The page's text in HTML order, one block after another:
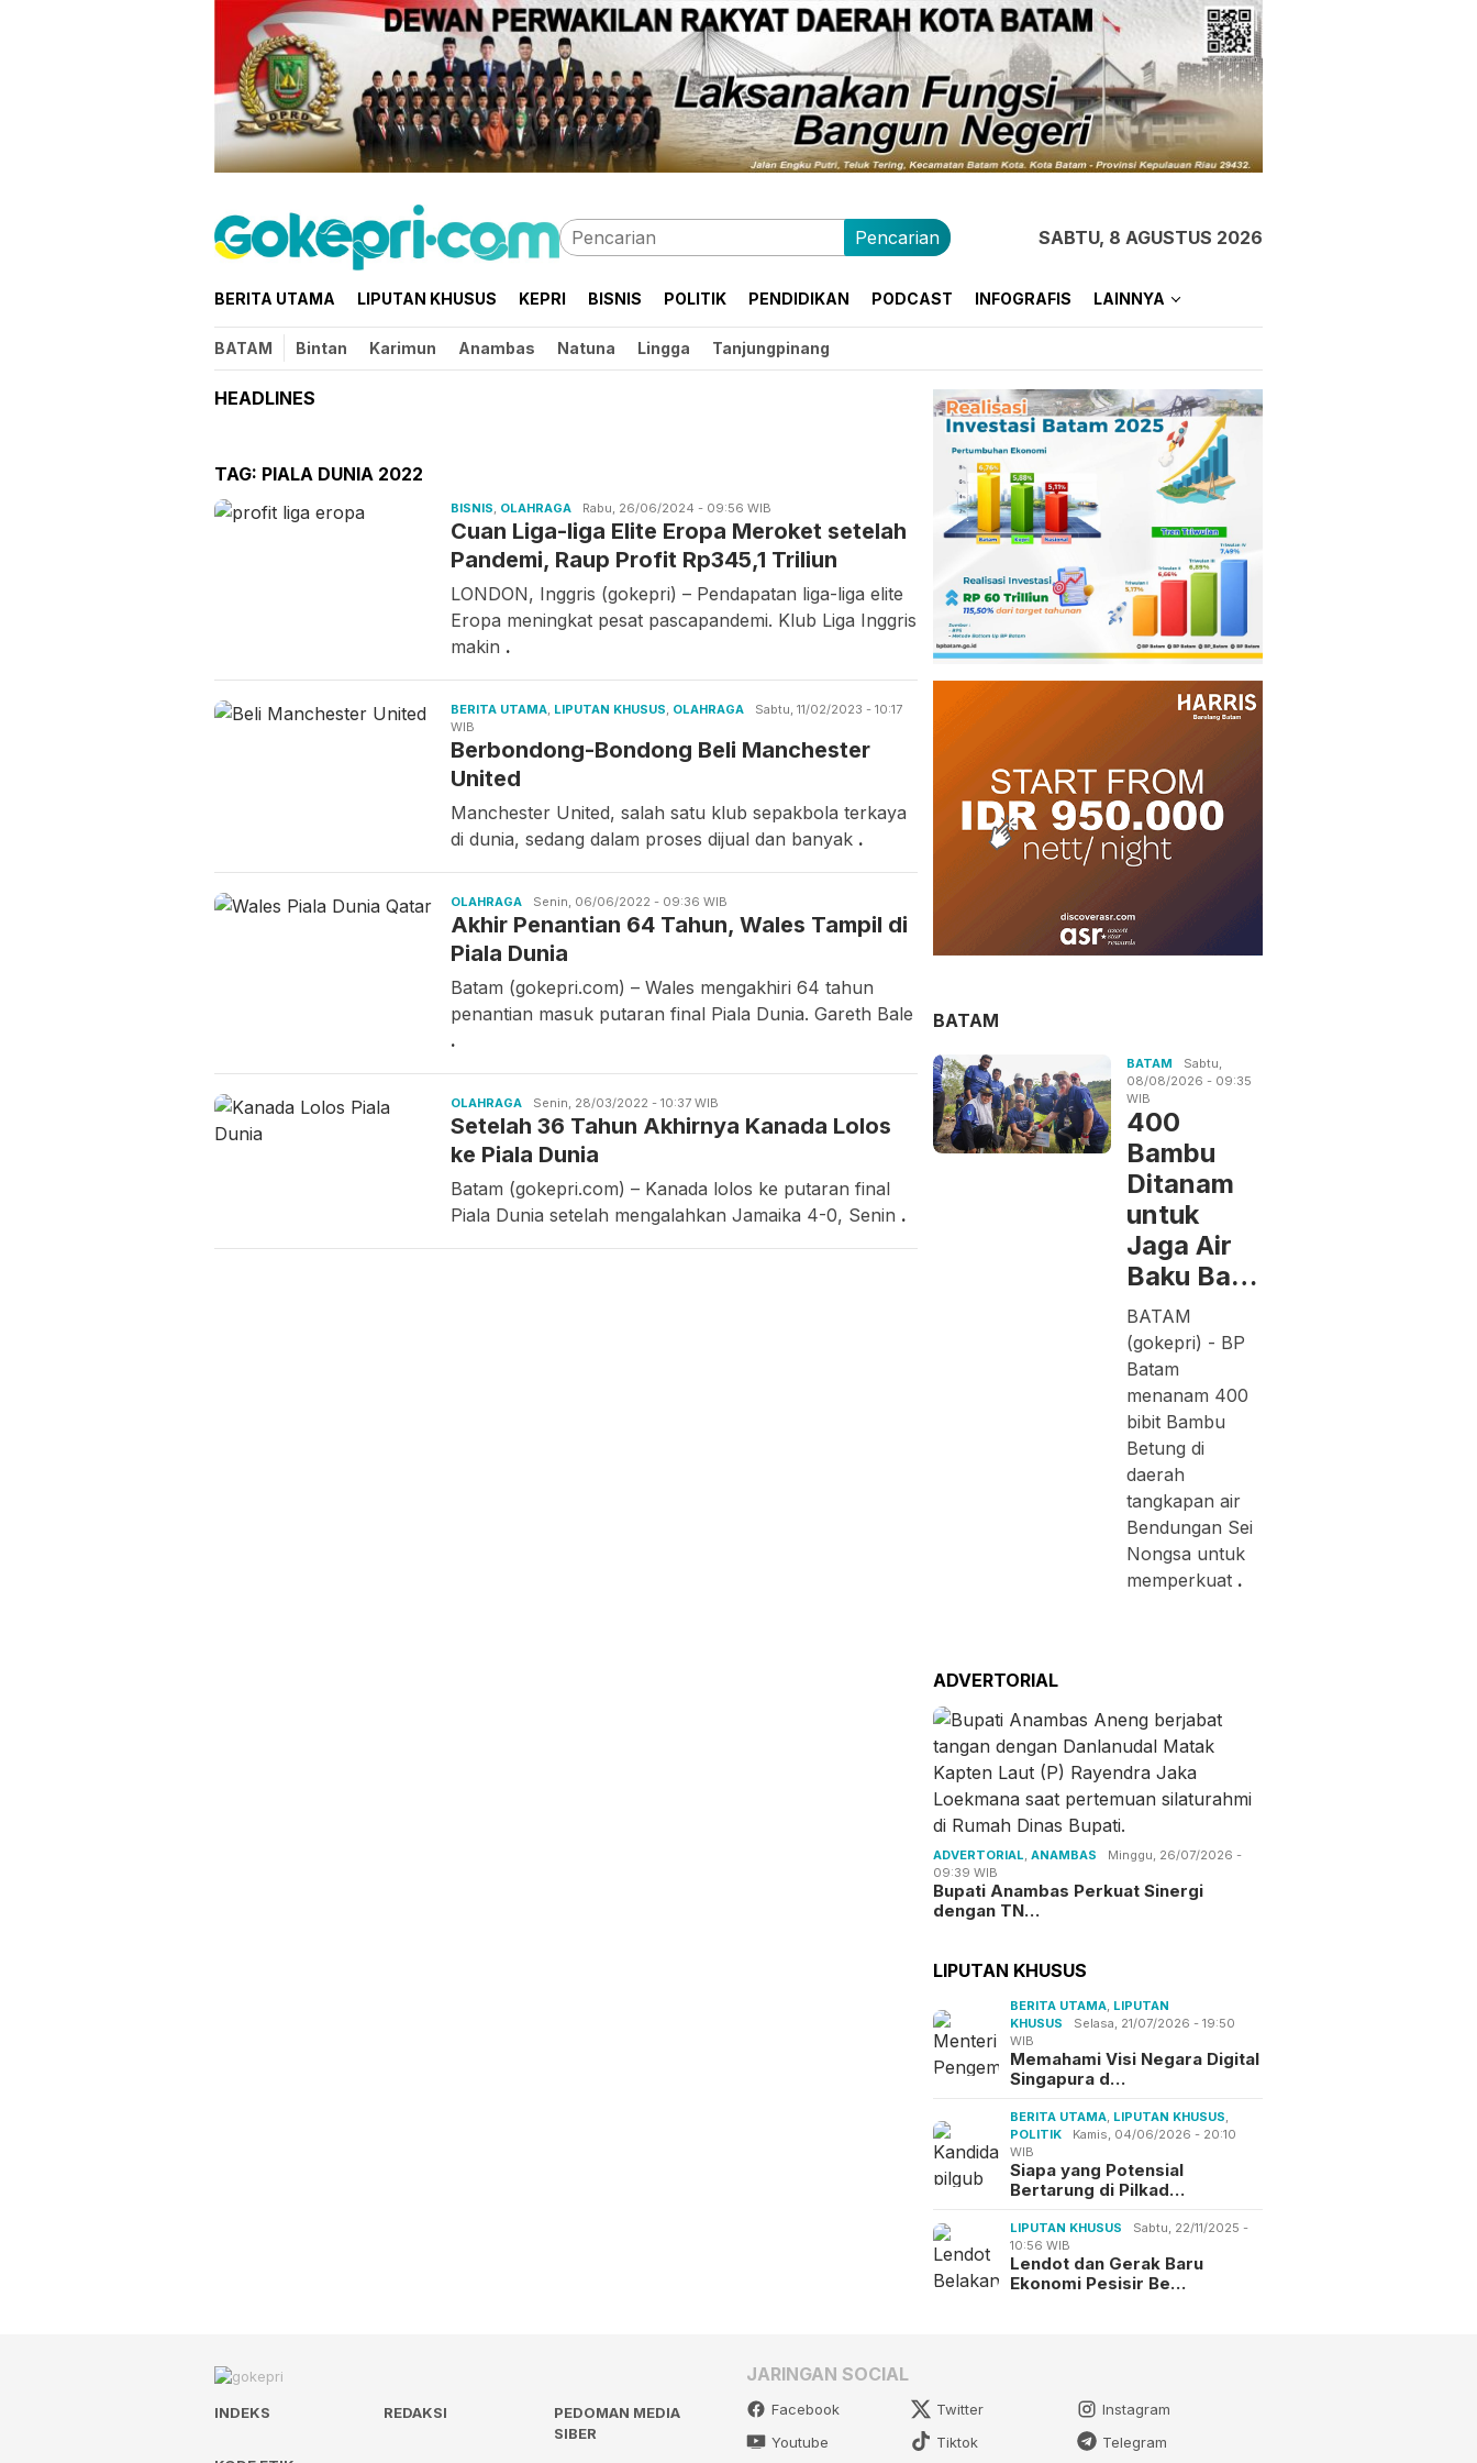
Pencarian SABTU, 8 AGUSTUS 2026
BERITA UTAMA LIPUTAN KHUSUS KEPRI BISNIS POLITIK PENDIDIKAN PODCAST INFOGRAFIS LAINNYA
BATAM Bintan Karimun Anambas Natuna Lingga Tanjungpinang
HEADLINES
TAG: PIALA DUNIA 2022
BISNIS, OLAHRAGA Candra
Gunawan
Rabu, 26/06/2024 - 09:56 WIB
Cuan Liga-liga Elite Eropa Meroket setelah
Pandemi, Raup Profit Rp345,1 Triliun
LONDON, Inggris (gokepri) – Pendapatan liga-liga elite
Eropa meningkat pesat pascapandemi. Klub Liga Inggris
makin .
BERITA UTAMA, LIPUTAN KHUSUS, OLAHRAGA Candra
Sabtu, 11/02/2023 - 10:17
WIB
Berbondong-Bondong Beli Manchester
United
Manchester United, salah satu klub sepakbola terkaya
di dunia, sedang dalam proses dijual dan banyak .
OLAHRAGA Candra
Gunawan
Senin, 06/06/2022 - 09:36 WIB
Akhir Penantian 64 Tahun, Wales Tampil di
Piala Dunia
Batam (gokepri.com) – Wales mengakhiri 64 tahun
penantian masuk putaran final Piala Dunia. Gareth Bale
.
OLAHRAGA Candra
Gunawan
Senin, 28/03/2022 - 10:37 WIB
Setelah 36 Tahun Akhirnya Kanada Lolos
ke Piala Dunia
Batam (gokepri.com) – Kanada lolos ke putaran final
Piala Dunia setelah mengalahkan Jamaika 4-0, Senin .
BATAM
BATAM
Sabtu,
08/08/2026 - 09:35
WIB
400
Bambu
Ditanam
untuk
Jaga Air
Baku Ba…
BATAM
(gokepri) - BP
Batam
menanam 400
bibit Bambu
Betung di
daerah
tangkapan air
Bendungan Sei
Nongsa untuk
memperkuat .
ADVERTORIAL
ADVERTORIAL ,ANAMBAS
Minggu, 26/07/2026 -
09:39 WIB
Bupati Anambas Perkuat Sinergi
dengan TN…
LIPUTAN KHUSUS
BERITA UTAMA LIPUTAN
KHUSUS
Selasa, 21/07/2026 - 19:50
WIB
Memahami Visi Negara Digital
Singapura d…
BERITA UTAMA LIPUTAN KHUSUS
POLITIK
Kamis, 04/06/2026 - 20:10
WIB
Siapa yang Potensial
Bertarung di Pilkad…
LIPUTAN KHUSUS
Sabtu, 22/11/2025 -
10:56 WIB
Lendot dan Gerak Baru
Ekonomi Pesisir Be…
INDEKS REDAKSI
PEDOMAN MEDIA
SIBER
JARINGAN SOCIAL
Facebook Twitter
Instagram
Youtube
Tiktok Telegram